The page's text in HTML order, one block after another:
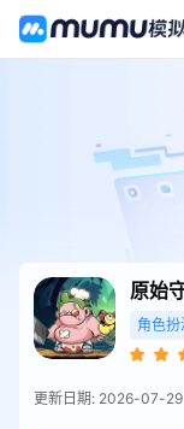
原始
角色扮
更新日期: 2026-07-29